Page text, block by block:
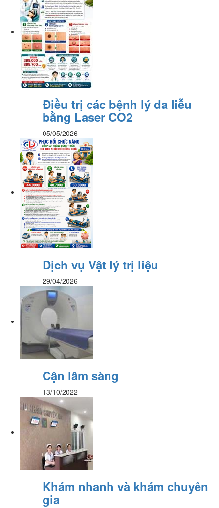
Điều trị các bệnh lý da liễu
bằng Laser CO2
05/05/2026
Dịch vụ Vật lý trị liệu
29/04/2026
Cận lâm sàng
13/10/2022
Khám nhanh và khám chuyên
gia